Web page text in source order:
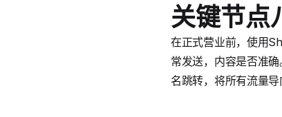
关键节点
在正式营业前，使用
常发送，内容是否准
名跳转，将所有流量